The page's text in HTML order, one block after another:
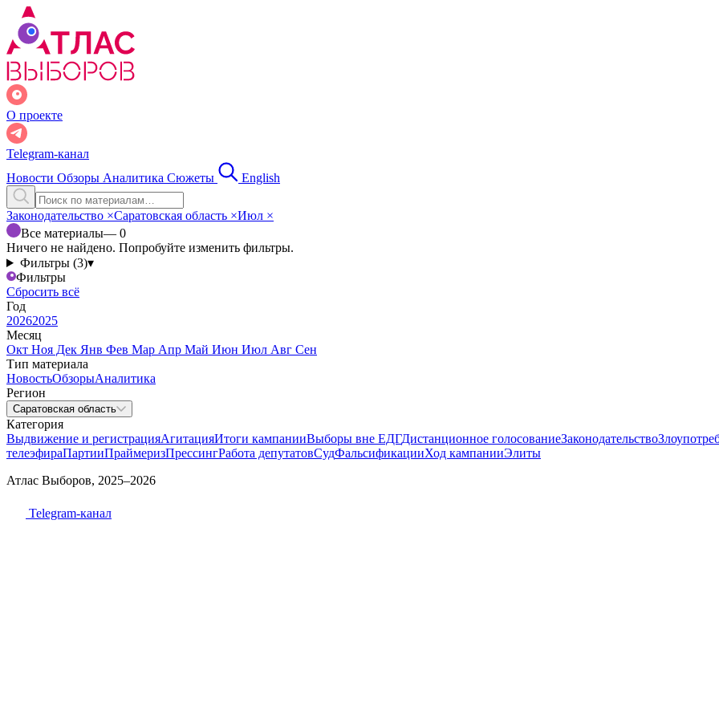
О проекте
Telegram-канал
Новости Обзоры Аналитика Сюжеты English
Законодательство ×Саратовская область ×Июл ×
Все материалы— 0
Ничего не найдено. Попробуйте изменить фильтры.
Фильтры (3)▾
Фильтры
Сбросить всё
Год
20262025
Месяц
Окт Ноя Дек Янв Фев Мар Апр Май Июн Июл Авг Сен
Тип материала
НовостьОбзорыАналитика
Регион
Саратовская область
Категория
Выдвижение и регистрацияАгитацияИтоги кампанииВыборы вне ЕДГДистанционное голосованиеЗаконодательство
телеэфираПартииПраймеризПрессингРабота депутатовСудФальсификацииХод кампанииЭлиты
Атлас Выборов, 2025–2026
Telegram-канал